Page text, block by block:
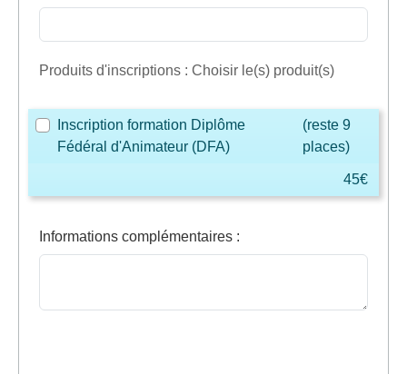
Produits d'inscriptions : Choisir le(s) produit(s)
Inscription formation Diplôme
Fédéral d'Animateur (DFA)
(reste 9
places)
45€
Informations complémentaires :